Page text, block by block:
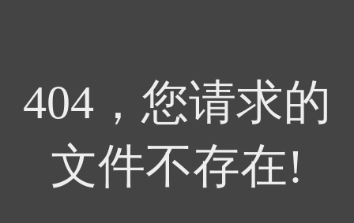
404，您请求的
文件不存在!